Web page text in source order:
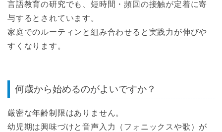
言語教育の研究でも、短時間・頻回の接触が定着に寄
与するとされています。
家庭でのルーティンと組み合わせると実践力が伸びや
すくなります。
何歳から始めるのがよいですか？
厳密な年齢制限はありません。
幼児期は興味づけと音声入力（フォニックスや歌）が